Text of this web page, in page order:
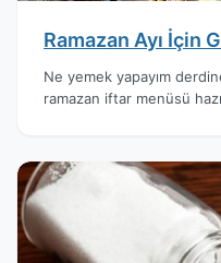
Ramazan Ayı İçin
Ne yemek yapayım
ramazan iftar menüsü